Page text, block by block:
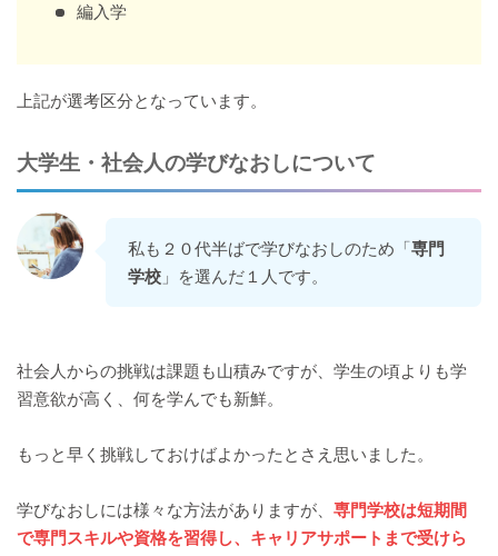
編入学
上記が選考区分となっています。
大学生・社会人の学びなおしについて
私も２０代半ばで学びなおしのため「専門
学校 」を選んだ１人です。
社会人からの挑戦は課題も山積みですが、学生の頃よりも学
習意欲が高く、何を学んでも新鮮。
もっと早く挑戦しておけばよかったとさえ思いました。
学びなおしには様々な方法がありますが、 専門学校は短期間
で専門スキルや資格を習得し、キャリアサポートまで受けら